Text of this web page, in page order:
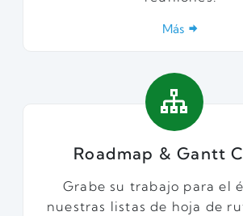
Más
Roadmap & Gantt
Grabe su trabajo para el
nuestras listas de hoja de